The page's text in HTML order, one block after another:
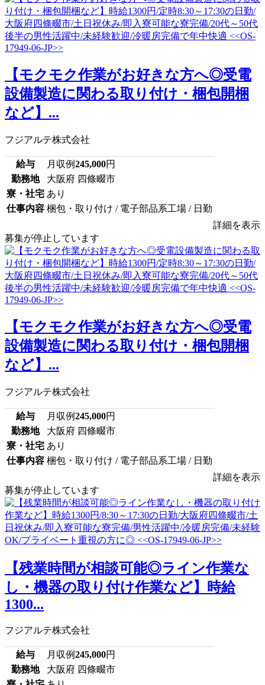
【モクモク作業がお好きな方へ◎受電
設備製造に関わる取り付け・梱包開梱
など】...
フジアルテ株式会社
給与 月収例245,000円
勤務地
大阪府 四條畷市
寮・社宅 あり
仕事内容 梱包・取り付け / 電子部品系工場 / 日勤
詳細を表示
募集が停止しています
【モクモク作業がお好きな方へ◎受電
設備製造に関わる取り付け・梱包開梱
など】...
フジアルテ株式会社
給与 月収例245,000円
勤務地
大阪府 四條畷市
寮・社宅 あり
仕事内容 梱包・取り付け / 電子部品系工場 / 日勤
詳細を表示
募集が停止しています
【残業時間が相談可能◎ライン作業な
し・機器の取り付け作業など】時給
1300...
フジアルテ株式会社
給与 月収例245,000円
勤務地
大阪府 四條畷市